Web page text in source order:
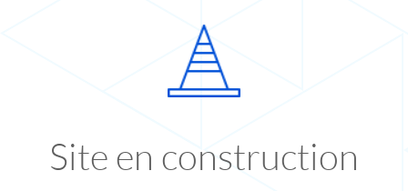
Site en construction